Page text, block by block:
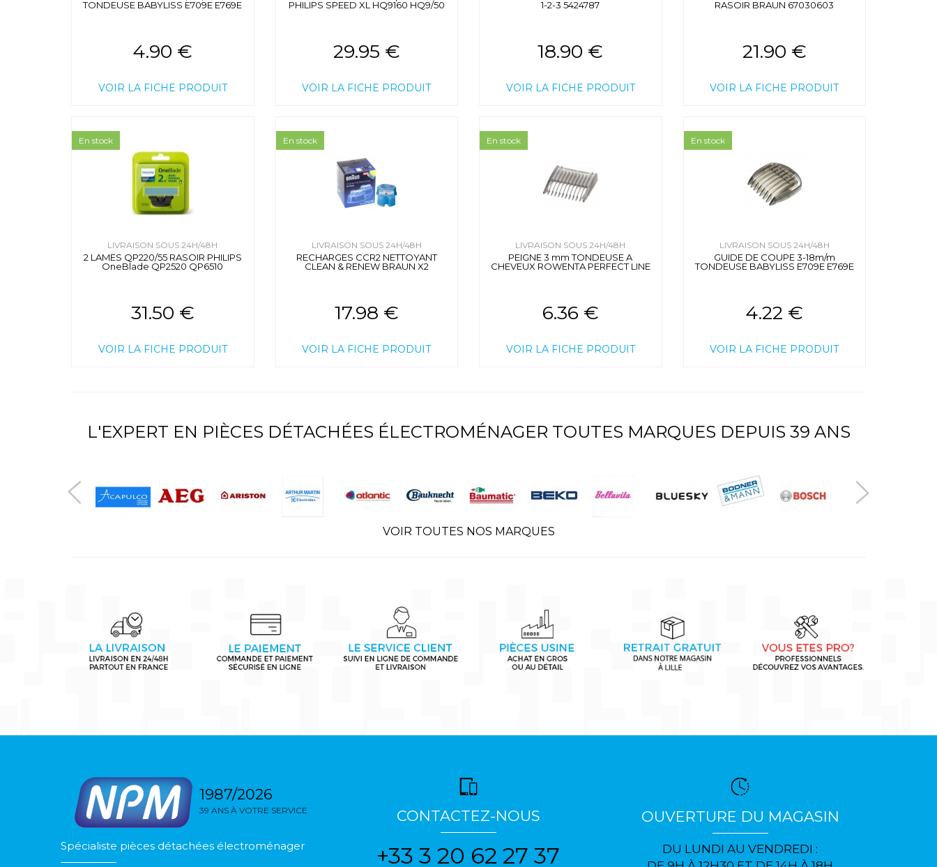
TONDEUSE BABYLISS E709E E769E
4.90 €
VOIR LA FICHE PRODUIT
PHILIPS SPEED XL HQ9160 HQ9/50
29.95 €
VOIR LA FICHE PRODUIT
1-2-3 5424787
18.90 €
VOIR LA FICHE PRODUIT
RASOIR BRAUN 67030603
21.90 €
VOIR LA FICHE PRODUIT
LIVRAISON SOUS 24H/48H
2 LAMES QP220/55 RASOIR PHILIPS
OneBlade QP2520 QP6510
31.50 €
VOIR LA FICHE PRODUIT
En stock
LIVRAISON SOUS 24H/48H
RECHARGES CCR2 NETTOYANT
CLEAN & RENEW BRAUN X2
17.98 €
VOIR LA FICHE PRODUIT
En stock
LIVRAISON SOUS 24H/48H
PEIGNE 3 mm TONDEUSE A
CHEVEUX ROWENTA PERFECT LINE
6.36 €
VOIR LA FICHE PRODUIT
En stock
LIVRAISON SOUS 24H/48H
GUIDE DE COUPE 3-18m/m
TONDEUSE BABYLISS E709E E769E
4.22 €
VOIR LA FICHE PRODUIT
En stock
L'EXPERT EN PIÈCES DÉTACHÉES ÉLECTROMÉNAGER TOUTES MARQUES DEPUIS 39 ANS
VOIR TOUTES NOS MARQUES
1987/2026
39 ANS À VOTRE SERVICE
Spécialiste pièces détachées électroménager
CONTACTEZ-NOUS
+33 3 20 62 27 37
OUVERTURE DU MAGASIN
DU LUNDI AU VENDREDI :